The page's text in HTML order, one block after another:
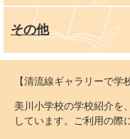
その他
【清流線ギャラリーで学
美川小学校の学校紹介
しています。ご利用の際